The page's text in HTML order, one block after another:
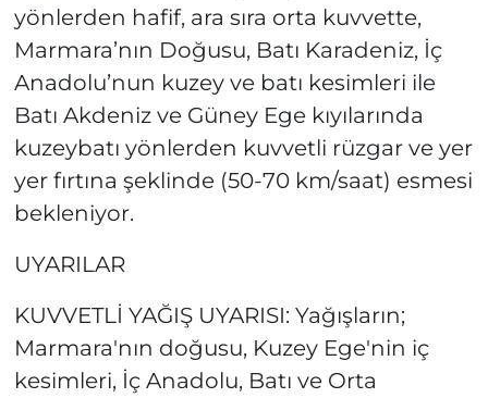
yönlerden hafif, ara sıra orta kuvvette,
Marmara’nın Doğusu, Batı Karadeniz, İç
Anadolu’nun kuzey ve batı kesimleri ile
Batı Akdeniz ve Güney Ege kıyılarında
kuzeybatı yönlerden kuvvetli rüzgar ve yer
yer fırtına şeklinde (50-70 km/saat) esmesi
bekleniyor.
UYARILAR
KUVVETLİ YAĞIŞ UYARISI: Yağışların;
Marmara'nın doğusu, Kuzey Ege'nin iç
kesimleri, İç Anadolu, Batı ve Orta